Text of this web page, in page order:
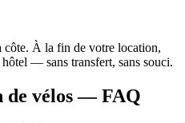
côte. À la fin de votre location,
— sans transfert, sans souci.
vélos — FAQ